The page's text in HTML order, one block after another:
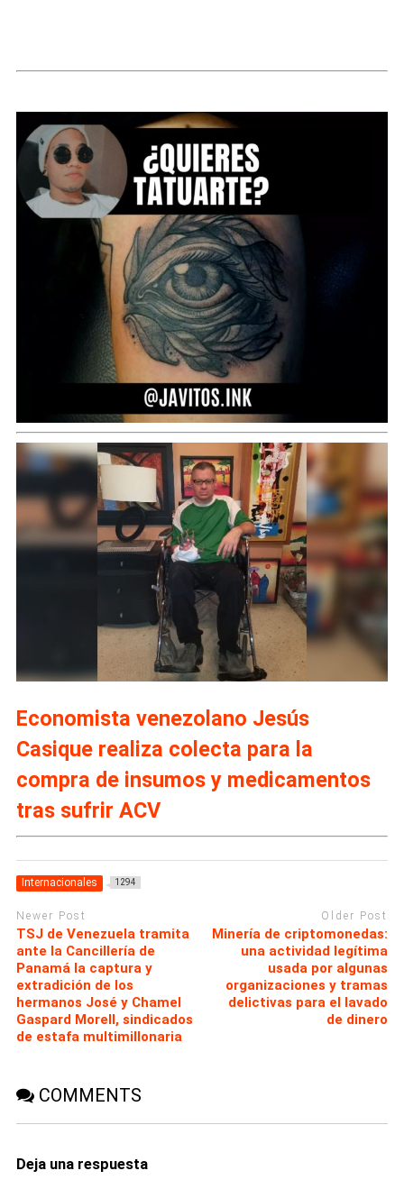
Economista venezolano Jesús
Casique realiza colecta para la
compra de insumos y medicamentos
tras sufrir ACV
Internacionales 1294
Newer Post
TSJ de Venezuela tramita
ante la Cancillería de
Panamá la captura y
extradición de los
hermanos José y Chamel
Gaspard Morell, sindicados
de estafa multimillonaria
Older Post
Minería de criptomonedas:
una actividad legítima
usada por algunas
organizaciones y tramas
delictivas para el lavado
de dinero
COMMENTS
Deja una respuesta